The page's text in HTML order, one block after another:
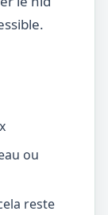
ou
reste